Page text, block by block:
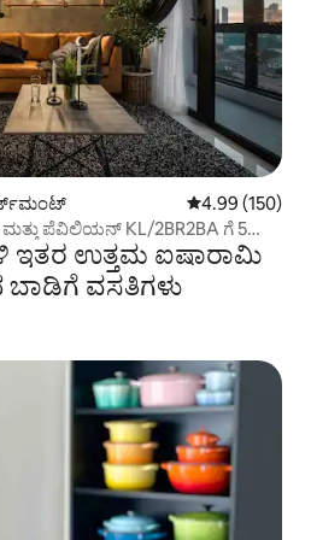
5 ರಲ್ಲಿ 4.99
4.99 (150)
ಪೆವಿಲಿಯನ್ KL/2BR2BA ಗೆ 5
ಇತರ ಉತ್ತಮ ಐಷಾರಾಮಿ
ಬಾಡಿಗೆ ವಸತಿಗಳು